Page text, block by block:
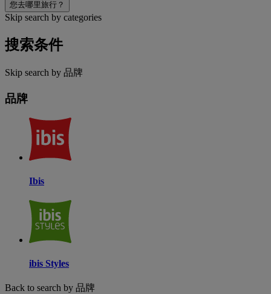
您去哪里旅行？
Skip search by categories
搜索条件
Skip search by 品牌
品牌
Ibis
ibis Styles
Back to search by 品牌